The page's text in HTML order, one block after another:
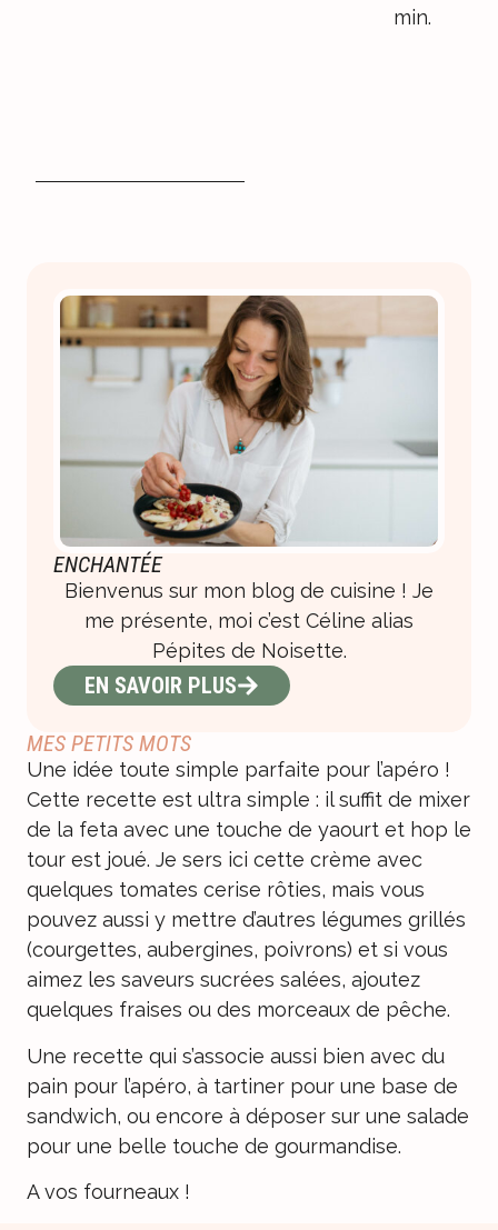
min.
MES PETITS MOTS
Une idée toute simple parfaite pour l’apéro !
Cette recette est ultra simple : il suffit de mixer
de la feta avec une touche de yaourt et hop le
tour est joué. Je sers ici cette crème avec
quelques tomates cerise rôties, mais vous
pouvez aussi y mettre d’autres légumes grillés
(courgettes, aubergines, poivrons) et si vous
aimez les saveurs sucrées salées, ajoutez
quelques fraises ou des morceaux de pêche.
Une recette qui s’associe aussi bien avec du
pain pour l’apéro, à tartiner pour une base de
sandwich, ou encore à déposer sur une salade
pour une belle touche de gourmandise.
A vos fourneaux !
ENCHANTÉE
Bienvenus sur mon blog de cuisine ! Je
me présente, moi c’est Céline alias
Pépites de Noisette.
EN SAVOIR PLUS